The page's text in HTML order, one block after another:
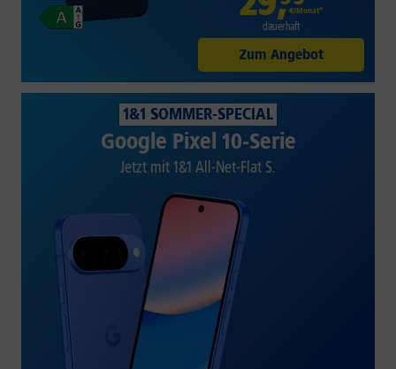
€/Monat*
dauerhaft
Zum Angebot
1&1 SOMMER-SPECIAL
Google Pixel 10-Serie
Jetzt mit 1&1 All-Net-Flat S.